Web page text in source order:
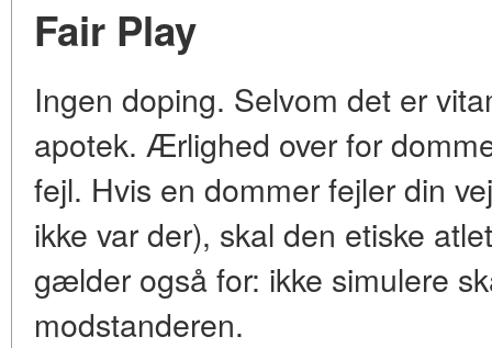
Fair Play
Ingen doping. Selvom det er
apotek. Ærlighed over for
fejl. Hvis en dommer fejler din
ikke var der), skal den etiske
gælder også for: ikke simulere
modstanderen.